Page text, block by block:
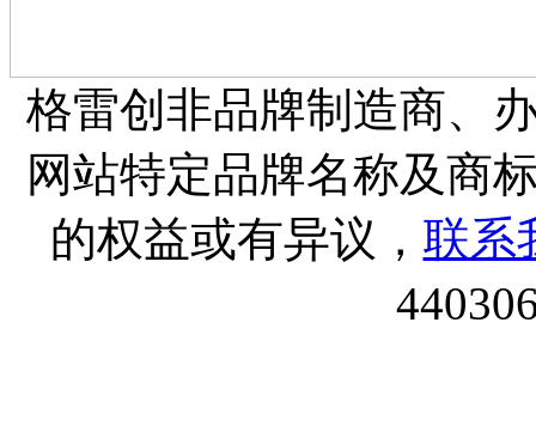
格雷创非品牌制造商、
网站特定品牌名称及商
的权益或有异议， 联系